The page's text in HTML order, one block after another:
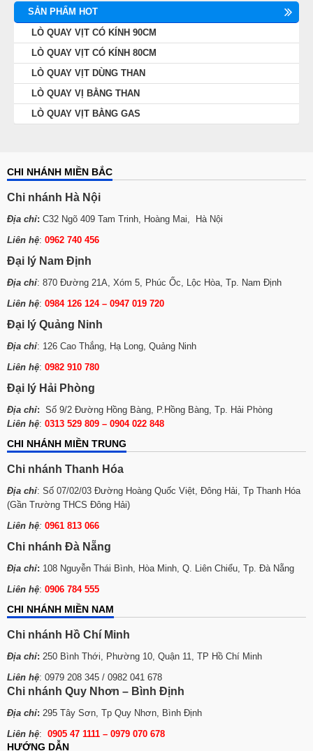
SẢN PHẨM HOT
LÒ QUAY VỊT CÓ KÍNH 90CM
LÒ QUAY VỊT CÓ KÍNH 80CM
LÒ QUAY VỊT DÙNG THAN
LÒ QUAY VỊ BẰNG THAN
LÒ QUAY VỊT BẰNG GAS
CHI NHÁNH MIỀN BẮC
Chi nhánh Hà Nội
Địa chỉ: C32 Ngõ 409 Tam Trinh, Hoàng Mai, Hà Nội
Liên hệ: 0962 740 456
Đại lý Nam Định
Địa chỉ: 870 Đường 21A, Xóm 5, Phúc Ốc, Lộc Hòa, Tp. Nam Định
Liên hệ: 0984 126 124 – 0947 019 720
Đại lý Quảng Ninh
Địa chỉ: 126 Cao Thắng, Hạ Long, Quảng Ninh
Liên hệ: 0982 910 780
Đại lý Hải Phòng
Địa chỉ: Số 9/2 Đường Hồng Bàng, P.Hồng Bàng, Tp. Hải Phòng
Liên hệ: 0313 529 809 – 0904 022 848
CHI NHÁNH MIỀN TRUNG
Chi nhánh Thanh Hóa
Địa chỉ: Số 07/02/03 Đường Hoàng Quốc Việt, Đông Hải, Tp Thanh Hóa
(Gần Trường THCS Đông Hải)
Liên hệ: 0961 813 066
Chi nhánh Đà Nẵng
Địa chỉ: 108 Nguyễn Thái Bình, Hòa Minh, Q. Liên Chiểu, Tp. Đà Nẵng
Liên hệ: 0906 784 555
CHI NHÁNH MIỀN NAM
Chi nhánh Hồ Chí Minh
Địa chỉ: 250 Bình Thới, Phường 10, Quận 11, TP Hồ Chí Minh
Liên hệ: 0979 208 345 / 0982 041 678
Chi nhánh Quy Nhơn – Bình Định
Địa chỉ: 295 Tây Sơn, Tp Quy Nhơn, Bình Định
Liên hệ: 0905 47 1111 – 0979 070 678
HƯỚNG DẪN